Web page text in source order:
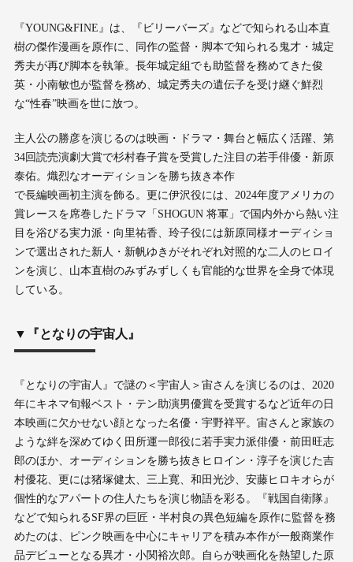
『YOUNG&FINE』は、『ビリーバーズ』などで知られる山本直
樹の傑作漫画を原作に、同作の監督・脚本で知られる鬼才・城定
秀夫が再び脚本を執筆。長年城定組でも助監督を務めてきた俊
英・小南敏也が監督を務め、城定秀夫の遺伝子を受け継ぐ鮮烈
な“性春”映画を世に放つ。
主人公の勝彦を演じるのは映画・ドラマ・舞台と幅広く活躍、第
34回読売演劇大賞で杉村春子賞を受賞した注目の若手俳優・新原
泰佑。熾烈なオーディションを勝ち抜き本作
で長編映画初主演を飾る。更に伊沢役には、2024年度アメリカの
賞レースを席巻したドラマ「SHOGUN 将軍」で国内外から熱い注
目を浴びる実力派・向里祐香、玲子役には新原同様オーディショ
ンで選出された新人・新帆ゆきがそれぞれ対照的な二人のヒロイ
ンを演じ、山本直樹のみずみずしくも官能的な世界を全身で体現
している。
▼『となりの宇宙人』
『となりの宇宙人』で謎の＜宇宙人＞宙さんを演じるのは、2020
年にキネマ旬報ベスト・テン助演男優賞を受賞するなど近年の日
本映画に欠かせない顔となった名優・宇野祥平。宙さんと家族の
ような絆を深めてゆく田所運一郎役に若手実力派俳優・前田旺志
郎のほか、オーディションを勝ち抜きヒロイン・淳子を演じた吉
村優花、更には猪塚健太、三上寛、和田光沙、安藤ヒロキオらが
個性的なアパートの住人たちを演じ物語を彩る。『戦国自衛隊』
などで知られるSF界の巨匠・半村良の異色短編を原作に監督を務
めたのは、ピンク映画を中心にキャリアを積み本作が一般商業作
品デビューとなる異才・小関裕次郎。自らが映画化を熱望した原